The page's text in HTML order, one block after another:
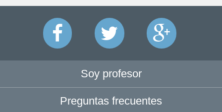
Soy profesor
Preguntas frecuentes